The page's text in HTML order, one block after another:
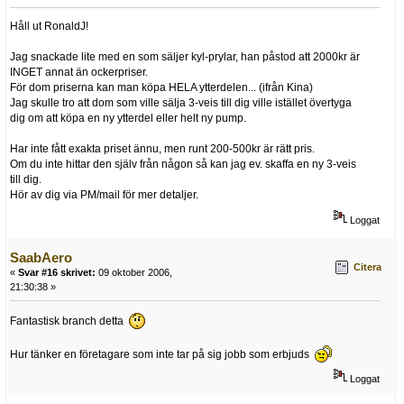
Håll ut RonaldJ!
Jag snackade lite med en som säljer kyl-prylar, han påstod att 2000kr är
INGET annat än ockerpriser.
För dom priserna kan man köpa HELA ytterdelen... (ifrån Kina)
Jag skulle tro att dom som ville sälja 3-veis till dig ville istället övertyga
dig om att köpa en ny ytterdel eller helt ny pump.
Har inte fått exakta priset ännu, men runt 200-500kr är rätt pris.
Om du inte hittar den själv från någon så kan jag ev. skaffa en ny 3-veis
till dig.
Hör av dig via PM/mail för mer detaljer.
Loggat
SaabAero
« Svar #16 skrivet: 09 oktober 2006,
21:30:38 »
Citera
Fantastisk branch detta
Hur tänker en företagare som inte tar på sig jobb som erbjuds
Loggat